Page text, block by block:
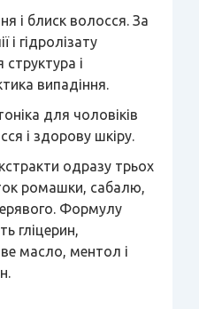
і блиск волосся. За
і гідролізату
і
випадіння.
для чоловіків
і здорову шкіру.
одразу трьох
ромашки, сабалю,
Формулу
гліцерин,
масло, ментол і